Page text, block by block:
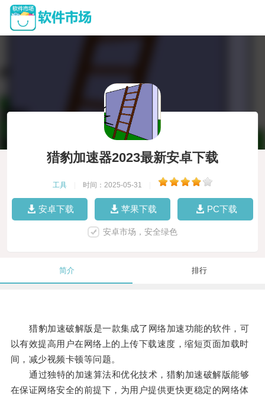
猎豹加速器2023最新安卓下载
工具 时间：2025-05-31
安卓下载 苹果下载 PC下载
安卓市场，安全绿色
简介 排行
猎豹加速破解版是一款集成了网络加速功能的软件，可
以有效提高用户在网络上的上传下载速度，缩短页面加载时
间，减少视频卡顿等问题。
通过独特的加速算法和优化技术，猎豹加速破解版能够
在保证网络安全的前提下，为用户提供更快更稳定的网络体